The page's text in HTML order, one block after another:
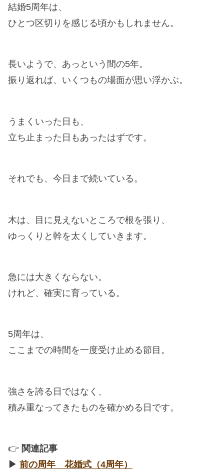
結婚5周年は、
ひとつ区切りを感じる頃かもしれません。
長いようで、あっという間の5年。
振り返れば、いくつもの場面が思い浮かぶ。
うまくいった日も、
立ち止まった日もあったはずです。
それでも、今日まで続いている。
木は、目に見えないところで根を張り、
ゆっくりと幹を太くしていきます。
急には大きくならない。
けれど、確実に育っている。
5周年は、
ここまでの時間を一度受け止める節目。
強さを誇る日ではなく、
積み重なってきたものを確かめる日です。
👉 関連記事
▶︎ 前の周年 花婚式（4周年）